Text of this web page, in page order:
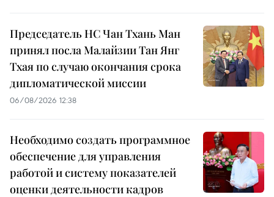
Председатель НС Чан Тхань Ман
принял посла Малайзии Тан Янг
Тхая по случаю окончания срока
дипломатической миссии
06/08/2026 12:38
Необходимо создать программное
обеспечение для управления
работой и систему показателей
оценки деятельности кадров